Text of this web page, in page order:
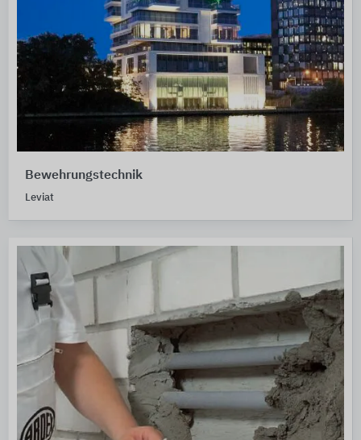
Bewehrungstechnik
Leviat